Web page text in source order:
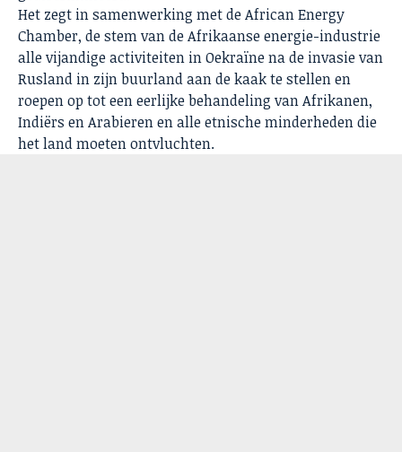
Het zegt in samenwerking met de African Energy
Chamber, de stem van de Afrikaanse energie-industrie
alle vijandige activiteiten in Oekraïne na de invasie van
Rusland in zijn buurland aan de kaak te stellen en
roepen op tot een eerlijke behandeling van Afrikanen,
Indiërs en Arabieren en alle etnische minderheden die
het land moeten ontvluchten.